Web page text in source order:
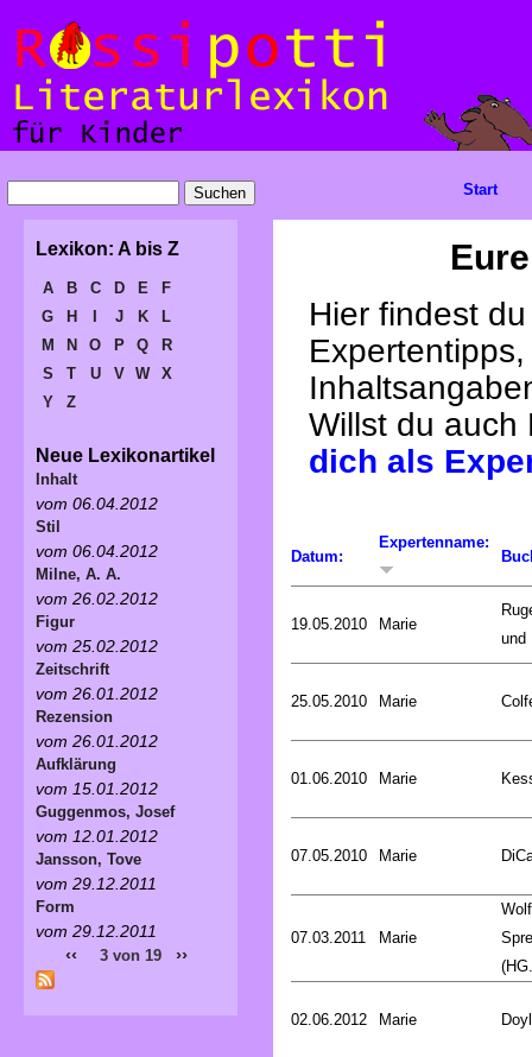
Hier findest
Willst du
dich als
Datum:
Expertenname:
19.05.2010 Marie
und
25.05.2010 Marie
01.06.2010 Marie
07.05.2010 Marie
07.03.2011 Marie
02.06.2012 Marie
Start
Lexikon: A bis Z
A B C D E
F
G
H J K
L
M
N O P Q
R
S
T U V W
X
Y
Z
Neue Lexikonartikel
Inhalt
vom 06.04.2012
Stil
vom 06.04.2012
Milne, A. A.
vom 26.02.2012
Figur
vom 25.02.2012
Zeitschrift
vom 26.01.2012
Rezension
vom 26.01.2012
Aufklärung
vom 15.01.2012
Guggenmos, Josef
vom 12.01.2012
Jansson, Tove
vom 29.12.2011
Form
vom 29.12.2011
‹‹ 3 von 19 ››